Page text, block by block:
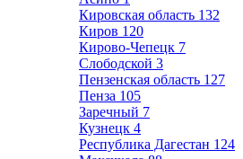
Кировская область 132
Киров 120
Кирово-Чепецк 7
Слободской 3
Пензенская область 127
Пенза 105
Заречный 7
Кузнецк 4
Республика Дагестан 124